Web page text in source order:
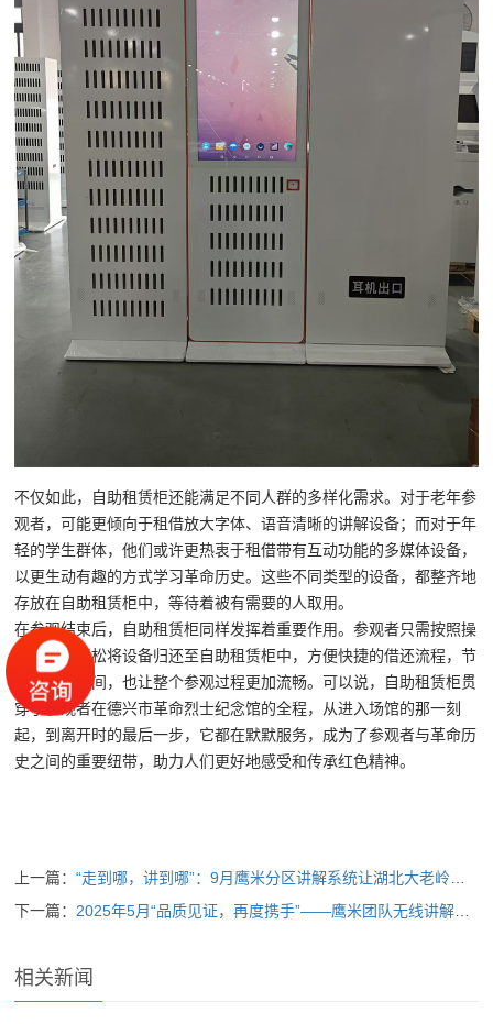
不仅如此，自助租赁柜还能满足不同人群的多样化需求。对于老年参
观者，可能更倾向于租借放大字体、语音清晰的讲解设备；而对于年
轻的学生群体，他们或许更热衷于租借带有互动功能的多媒体设备，
以更生动有趣的方式学习革命历史。这些不同类型的设备，都整齐地
存放在自助租赁柜中，等待着被有需要的人取用。
在参观结束后，自助租赁柜同样发挥着重要作用。参观者只需按照操
作提示，轻松将设备归还至自助租赁柜中，方便快捷的借还流程，节
省了大量时间，也让整个参观过程更加流畅。可以说，自助租赁柜贯
穿了参观者在德兴市革命烈士纪念馆的全程，从进入场馆的那一刻
起，到离开时的最后一步，它都在默默服务，成为了参观者与革命历
史之间的重要纽带，助力人们更好地感受和传承红色精神。
上一篇：“走到哪，讲到哪”：9月鹰米分区讲解系统让湖北大老岭科普馆“声”动起来
下一篇： 2025年5月“品质见证，再度携手”——鹰米团队无线讲解器助力山东济南艺述事博物集打造智慧导览新体验
相关新闻